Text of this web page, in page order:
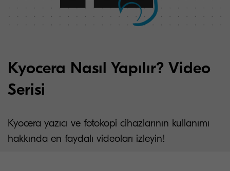
Kyocera Nasıl Yapılır? Video
Serisi
Kyocera yazıcı ve fotokopi cihazlarının kullanımı
hakkında en faydalı videoları izleyin!